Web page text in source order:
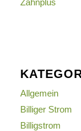
Zahnplus
Allgemein
Billiger Strom
Billigstrom